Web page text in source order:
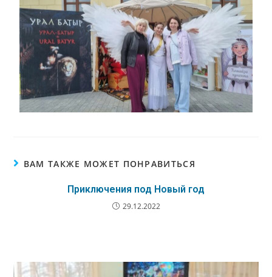
ВАМ ТАКЖЕ МОЖЕТ ПОНРАВИТЬСЯ
Приключения под Новый год
29.12.2022